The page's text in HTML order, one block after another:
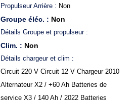
Propulseur Arrière : Non
Groupe éléc. : Non
Détails Groupe et propulseur :
Clim. : Non
Détails chargeur et clim :
Circuit 220 V Circuit 12 V Chargeur 2010
Alternateur X2 / +60 Ah Batteries de
service X3 / 140 Ah / 2022 Batteries